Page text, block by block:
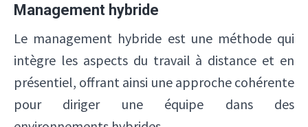
Management hybride
Le management hybride est une méthode qui
intègre les aspects du travail à distance et en
présentiel, offrant ainsi une approche cohérente
pour diriger une équipe dans des